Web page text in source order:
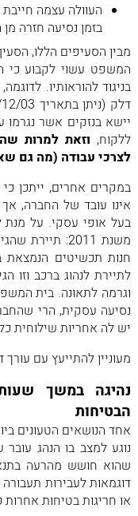
העוולה עצמה
בזמן נסיעה חזרה
מבין הסעיפים הללו,
המשפט עשוי לקבוע כי
בניגוד להוראותיו.
יישא בנזקים אשר
ללקוח, וזאת למרות
לצרכי עבודה (מה גם
במקרים אחרים, ייתכן
אינו עובד של החברה,
בעל אופי עסקי. על מנת
משנת 2011:
חנות תכשיטים הנמצאת
לתיירת לנהוג ברכב וזו
וגרמה לתאונה. בית
נסיעה עסקית, הרי
יש לה אחריות שילוחית
מעוניין להתייעץ עם עורך
נהיגה במשך
הבטיחות
אחד הנושאים הטעונים
נוגע למצב בו הנהג עובר
שהוא חושש מהרעה
או חריגות בטיחות